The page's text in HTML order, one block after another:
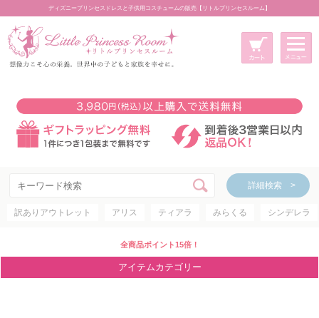
ディズニープリンセスドレスと子供用コスチュームの販売【リトルプリンセスルーム】
詳細検索 >
訳ありアウトレット アリス ティアラ みらくる シンデレラ
全商品ポイント15倍！
アイテムカテゴリー
新規会員登録
マイページ
カート
詳細検索 >
アイテムカテゴリー
ディズニープリンセス
ディズニキャラクター